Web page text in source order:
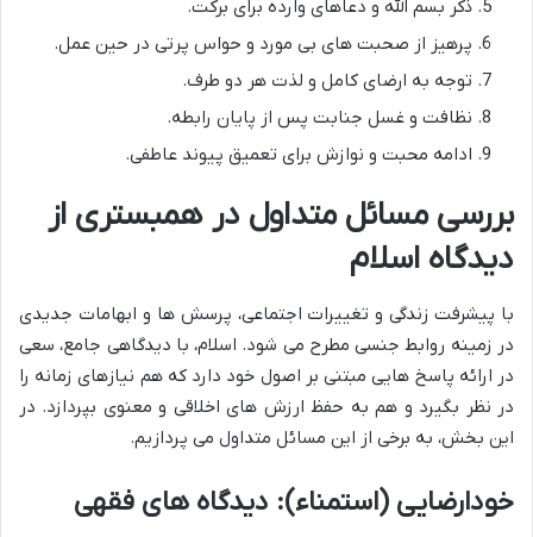
ذکر بسم الله و دعاهای وارده برای برکت.
پرهیز از صحبت های بی مورد و حواس پرتی در حین عمل.
توجه به ارضای کامل و لذت هر دو طرف.
نظافت و غسل جنابت پس از پایان رابطه.
ادامه محبت و نوازش برای تعمیق پیوند عاطفی.
بررسی مسائل متداول در همبستری از
دیدگاه اسلام
با پیشرفت زندگی و تغییرات اجتماعی، پرسش ها و ابهامات جدیدی
در زمینه روابط جنسی مطرح می شود. اسلام، با دیدگاهی جامع، سعی
در ارائه پاسخ هایی مبتنی بر اصول خود دارد که هم نیازهای زمانه را
در نظر بگیرد و هم به حفظ ارزش های اخلاقی و معنوی بپردازد. در
این بخش، به برخی از این مسائل متداول می پردازیم.
خودارضایی (استمناء): دیدگاه های فقهی